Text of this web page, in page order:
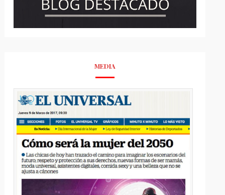
MEDIA